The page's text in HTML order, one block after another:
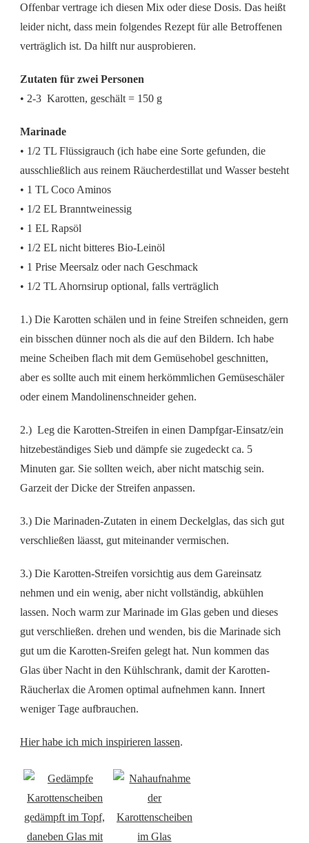
Offenbar vertrage ich diesen Mix oder diese Dosis. Das heißt
leider nicht, dass mein folgendes Rezept für alle Betroffenen
verträglich ist. Da hilft nur ausprobieren.
Zutaten für zwei Personen
• 2-3 Karotten, geschält = 150 g
Marinade
• 1/2 TL Flüssigrauch (ich habe eine Sorte gefunden, die
ausschließlich aus reinem Räucherdestillat und Wasser besteht
• 1 TL Coco Aminos
• 1/2 EL Branntweinessig
• 1 EL Rapsöl
• 1/2 EL nicht bitteres Bio-Leinöl
• 1 Prise Meersalz oder nach Geschmack
• 1/2 TL Ahornsirup optional, falls verträglich
1.) Die Karotten schälen und in feine Streifen schneiden, gern
ein bisschen dünner noch als die auf den Bildern. Ich habe
meine Scheiben flach mit dem Gemüsehobel geschnitten,
aber es sollte auch mit einem herkömmlichen Gemüseschäler
oder einem Mandolinenschneider gehen.
2.) Leg die Karotten-Streifen in einen Dampfgar-Einsatz/ein
hitzebeständiges Sieb und dämpfe sie zugedeckt ca. 5
Minuten gar. Sie sollten weich, aber nicht matschig sein.
Garzeit der Dicke der Streifen anpassen.
3.) Die Marinaden-Zutaten in einem Deckelglas, das sich gut
verschließen läasst, gut miteinander vermischen.
3.) Die Karotten-Streifen vorsichtig aus dem Gareinsatz
nehmen und ein wenig, aber nicht vollständig, abkühlen
lassen. Noch warm zur Marinade im Glas geben und dieses
gut verschließen. drehen und wenden, bis die Marinade sich
gut um die Karotten-Sreifen gelegt hat. Nun kommen das
Glas über Nacht in den Kühlschrank, damit der Karotten-
Räucherlax die Aromen optimal aufnehmen kann. Innert
weniger Tage aufbrauchen.
Hier habe ich mich inspirieren lassen.